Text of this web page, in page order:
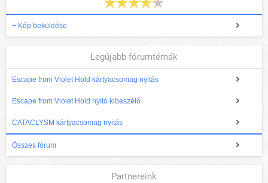
+ Kép beküldése
Legújabb fórumtémák
Escape from Violet Hold kártyacsomag nyitás
Escape from Violet Hold nyitó kibeszélő
CATACLYSM kártyacsomag nyitás
Összes fórum
Partnereink